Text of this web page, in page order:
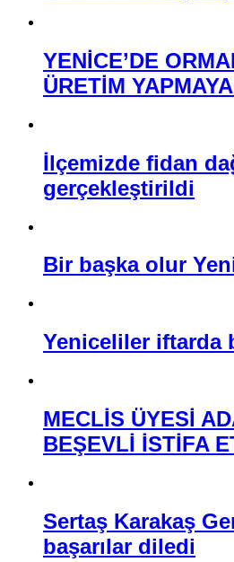
YENİCE’DE
ÜRETİM
İlçemizde fidan
gerçekleştirildi
Bir başka olur
Yeniceliler iftarda
MECLİS ÜYESİ
BEŞEVLİ İSTİFA
Sertaş Karakaş
başarılar diledi